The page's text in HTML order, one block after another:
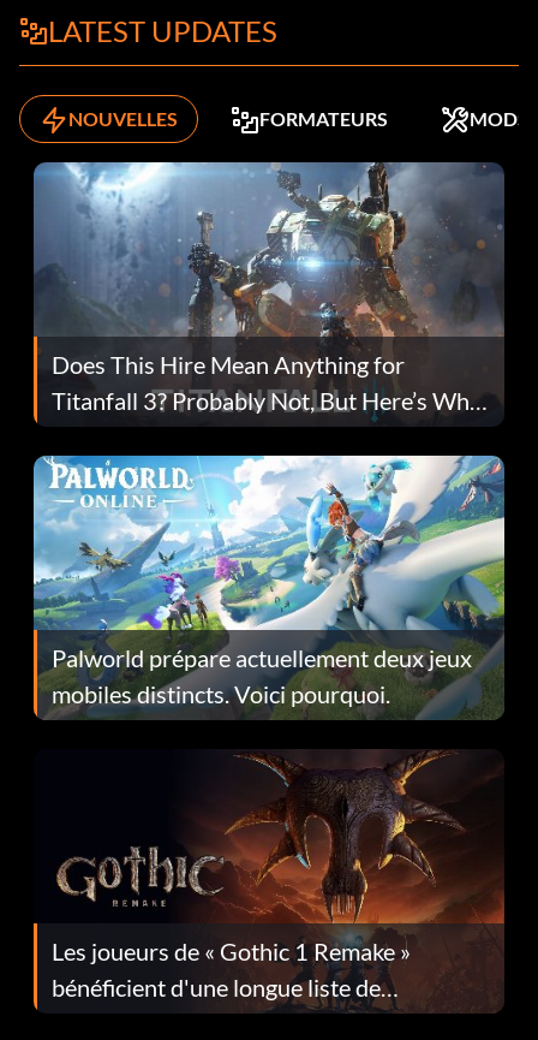
LATEST UPDATES
NOUVELLES FORMATEURS MODS
Does This Hire Mean Anything for
Titanfall 3? Probably Not, But Here’s Why
Fans Are Hopeful
Palworld prépare actuellement deux jeux
mobiles distincts. Voici pourquoi.
Les joueurs de « Gothic 1 Remake »
bénéficient d'une longue liste de
corrections dans la mise à jour 1.0.4